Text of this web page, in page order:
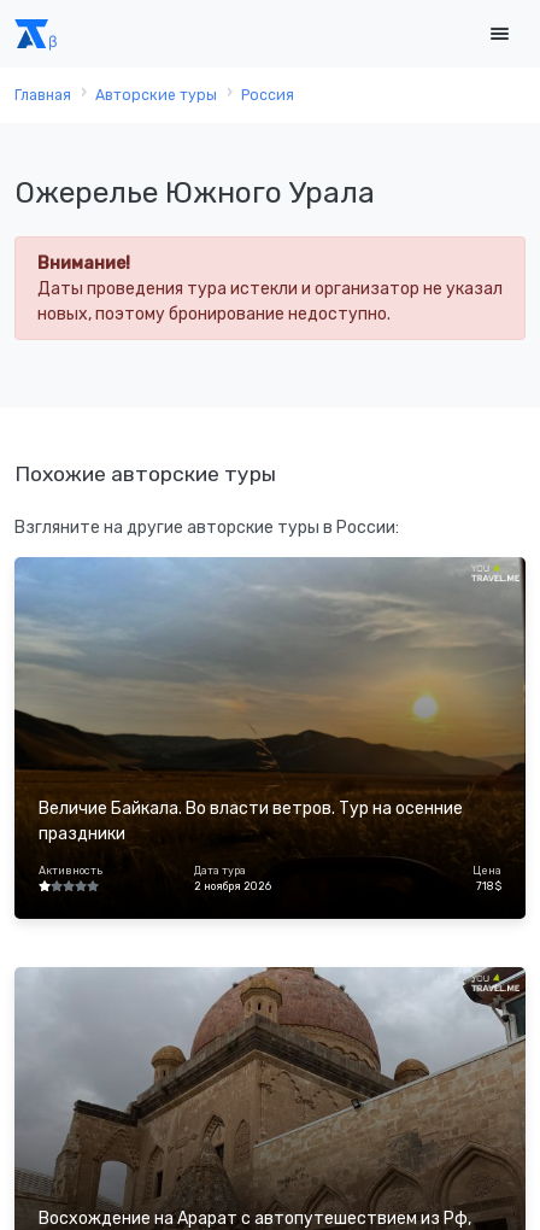
Главная Авторские туры Россия
Ожерелье Южного Урала
Внимание!
Даты проведения тура истекли и организатор не указал
новых, поэтому бронирование недоступно.
Похожие авторские туры
Взгляните на другие авторские туры в России:
Величие Байкала. Во власти ветров. Тур на осенние
праздники
Активность
Дата тура
2 ноября 2026
Цена
718 $
Восхождение на Арарат с автопутешествием из Рф,